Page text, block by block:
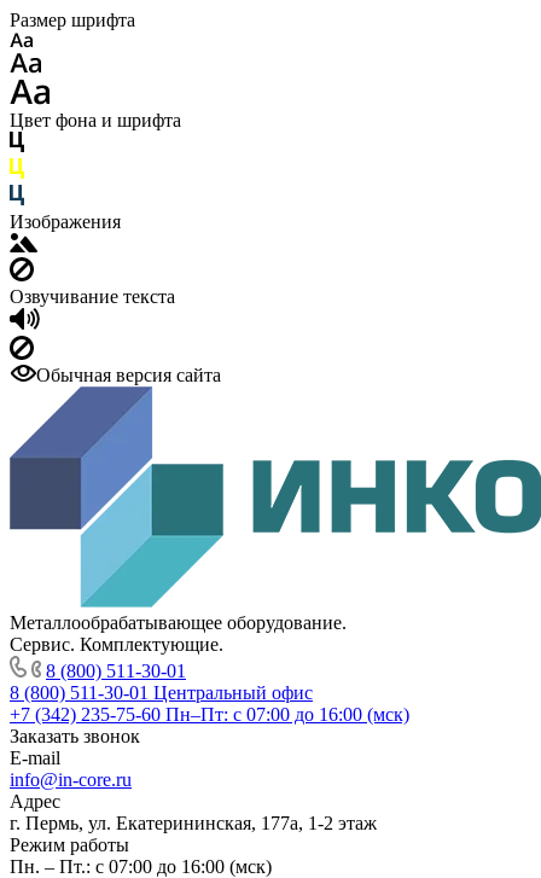
Размер шрифта
Цвет фона и шрифта
Изображения
Озвучивание текста
Обычная версия сайта
Металлообрабатывающее оборудование.
Сервис. Комплектующие.
8 (800) 511-30-01
8 (800) 511-30-01 Центральный офис
+7 (342) 235-75-60 Пн–Пт: с 07:00 до 16:00 (мск)
Заказать звонок
E-mail
info@in-core.ru
Адрес
г. Пермь, ул. ​Екатерининская, 177а, ​1-2 этаж
Режим работы
Пн. – Пт.: с 07:00 до 16:00 (мск)